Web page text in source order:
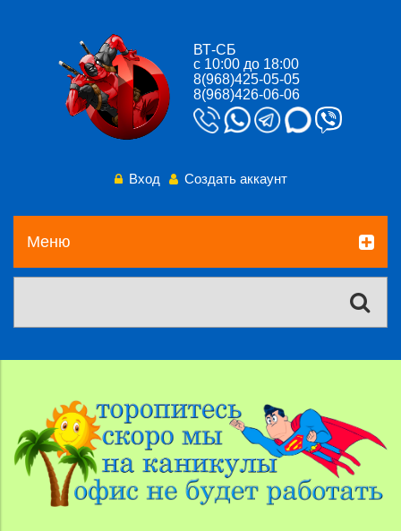
ВТ-СБ
с 10:00 до 18:00
8(968)425-05-05
8(968)426-06-06
Вход Создать аккаунт
Меню